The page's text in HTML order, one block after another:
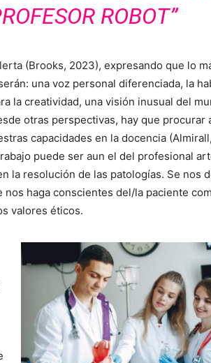
ROBOT”
(Brooks, 2023), expresando que lo
una voz personal diferenciada, la
la creatividad, una visión inusual del
otras perspectivas, hay que procurar
capacidades en la docencia
puede ser aun el del profesional
la resolución de las patologías. Se nos
haga conscientes del/la paciente
valores éticos.